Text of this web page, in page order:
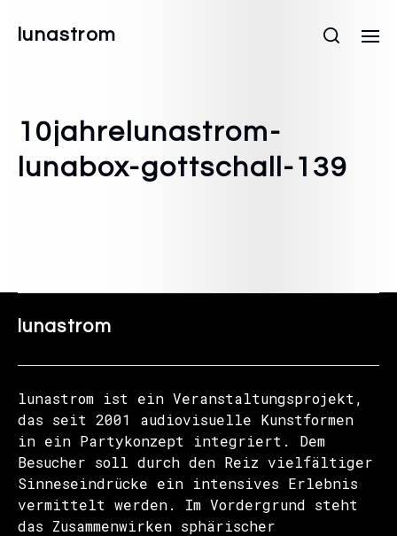
lunastrom
10jahrelunastrom-
lunabox-gottschall-139
lunastrom
lunastrom ist ein Veranstaltungsprojekt,
das seit 2001 audiovisuelle Kunstformen
in ein Partykonzept integriert. Dem
Besucher soll durch den Reiz vielfältiger
Sinneseindrücke ein intensives Erlebnis
vermittelt werden. Im Vordergrund steht
das Zusammenwirken sphärischer